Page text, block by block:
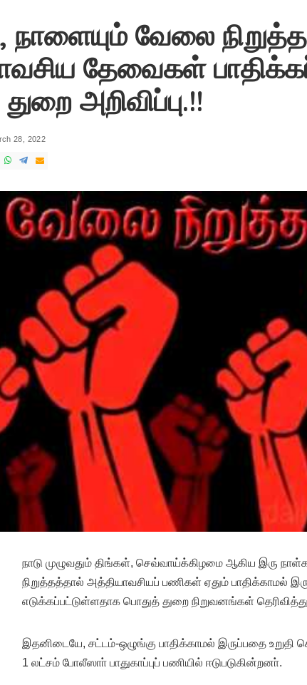
வேலை
தேவைகள்
அறிவிப்பு.!!
28, 2022
நாடு முழுவதும் திங்கள், செவ்வாய்க்கிழமை ஆகிய இரு
நிறுத்தத்தால் அத்தியாவசியப் பணிகள் ஏதும் பாதிக்காமல்
எடுக்கப்பட்டுள்ளதாக பொதுத் துறை நிறுவனங்கள்
இதனிடையே, சட்டம்-ஒழுங்கு பாதிக்காமல் இருப்பதை உறுதி
1 லட்சம் போலீஸாா் பாதுகாப்புப் பணியில் ஈடுபடுகின்றனா்.